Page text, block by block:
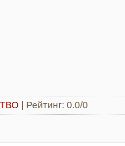
Рейтинг: 0.0/0